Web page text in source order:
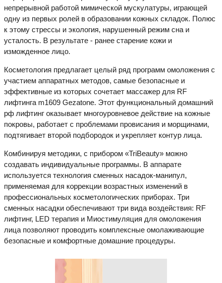
непрерывной работой мимической мускулатуры, играющей
одну из первых ролей в образовании кожных складок. Полюс
к этому стрессы и экология, нарушенный режим сна и
усталость. В результате - ранее старение кожи и
изможденное лицо.
Косметология предлагает целый ряд программ омоложения с
участием аппаратных методов, самые безопасные и
эффективные из которых сочетает массажер для RF
лифтинга m1609 Gezatone. Этот функциональный домашний
рф лифтинг оказывает многоуровневое действие на кожные
покровы, работает с проблемами провисания и морщинами,
подтягивает второй подбородок и укрепляет контур лица.
Комбинируя методики, с прибором «TriBeauty» можно
создавать индивидуальные программы. В аппарате
используется технология сменных насадок-манипул,
применяемая для коррекции возрастных изменений в
профессиональных косметологических приборах. Три
сменных насадки обеспечивают три вида воздействия: RF
лифтинг, LED терапия и Миостимуляция для омоложения
лица позволяют проводить комплексные омолаживающие
безопасные и комфортные домашние процедуры.